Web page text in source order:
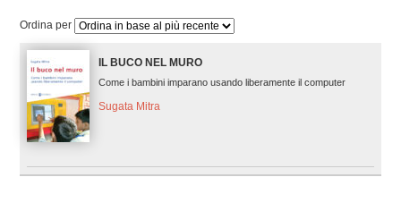
Ordina per
IL BUCO NEL MURO
Come i bambini imparano usando liberamente il computer
Sugata Mitra